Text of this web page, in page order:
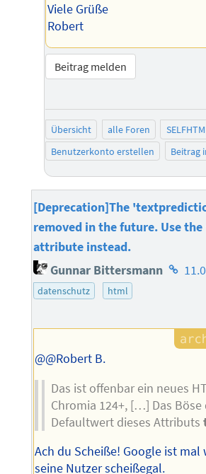
Viele Grüße
Robert
Beitrag melden
Übersicht alle Foren
Benutzerkonto erstellen
Beitrag
[Deprecation]The
removed in the future. Use
attribute instead.
Gunnar Bittersmann
datenschutz
html
@@Robert B.
Das ist offenbar ein neues
Chromia 124+, […] Das
Defaultwert dieses Attributs
Ach du Scheiße! Google ist mal
seine Nutzer scheißegal.